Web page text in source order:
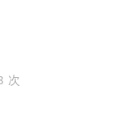
次